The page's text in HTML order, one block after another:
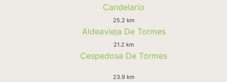
Candelario
25.2 km
Aldeavieja De Tormes
21.2 km
Cespedosa De Tormes
23.9 km